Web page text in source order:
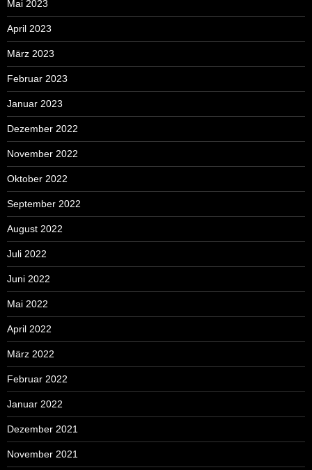
Mai 2023
April 2023
März 2023
Februar 2023
Januar 2023
Dezember 2022
November 2022
Oktober 2022
September 2022
August 2022
Juli 2022
Juni 2022
Mai 2022
April 2022
März 2022
Februar 2022
Januar 2022
Dezember 2021
November 2021